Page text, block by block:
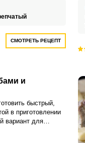
СМОТРЕТЬ РЕЦЕПТ
и
быстрый,
в приготовлении
вариант для